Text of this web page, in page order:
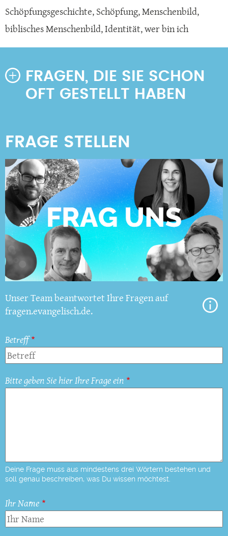
Schöpfungsgeschichte,Schöpfung,Menschenbild,
biblisches Menschenbild,Identität,wer bin ich
FRAGEN, DIE SIE SCHON
OFT GESTELLT HABEN
Unser Team beantwortet Ihre Fragen auf
fragen.evangelisch.de.
Betreff
Bitte geben Sie hier Ihre Frage ein
Deine Frage muss aus mindestens drei Wörtern bestehen und
soll genau beschreiben, was Du wissen möchtest.
Ihr Name